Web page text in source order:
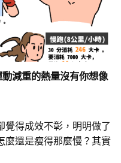
減重的熱量沒有你想像
覺得成效不彰，明明做了
麼還是瘦得那麼慢？其實